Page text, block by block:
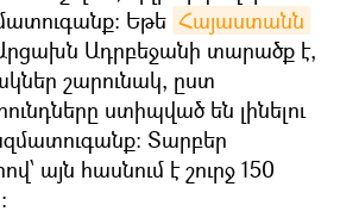
Եթե Հայաստանն
Արցախն Ադրբեջանի տարածք է,
շարունակ, ըստ
ստիպված են լինելու
Տարբեր
այն հասնում է շուրջ 150